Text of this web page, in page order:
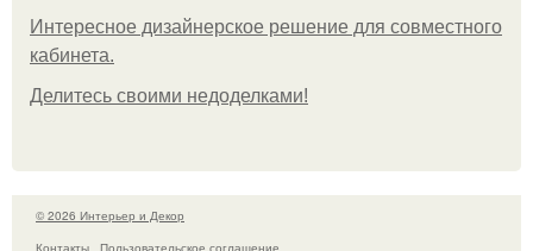
Интересное дизайнерское решение для совместного
кабинета.
Делитесь своими недоделками!
© 2026 Интерьер и Декор
Контакты
Пользовательское соглашение